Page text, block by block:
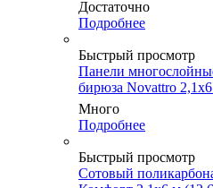
Достаточно
Подробнее
Быстрый просмотр
Панели
бирюза Novattro
Много
Подробнее
Быстрый просмотр
Сотовый